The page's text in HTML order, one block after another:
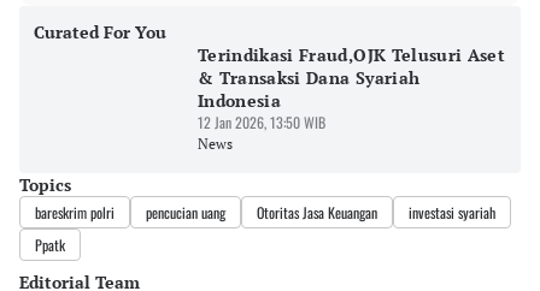
Curated For You
Terindikasi Fraud,OJK Telusuri Aset
& Transaksi Dana Syariah
Indonesia
12 Jan 2026, 13:50 WIB
News
Topics
bareskrim polri pencucian uang Otoritas Jasa Keuangan
investasi syariah
Ppatk
Editorial Team